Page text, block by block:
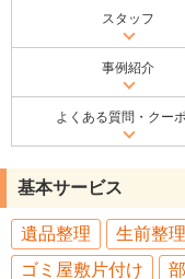
スタッフ
事例紹介
よくある質問・クー
基本サービス
遺品整理 生前整理
ゴミ屋敷片付け